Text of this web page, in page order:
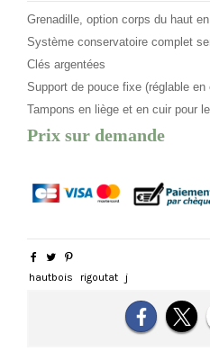
Grenadille, option corps du haut
Système conservatoire complet
Clés argentées
Support de pouce fixe (réglable en
Tampons en liège et en cuir pour
Prix sur demande
hautbois rigoutat j